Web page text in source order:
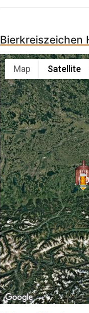
Bierkreiszeichen
Map Satellite